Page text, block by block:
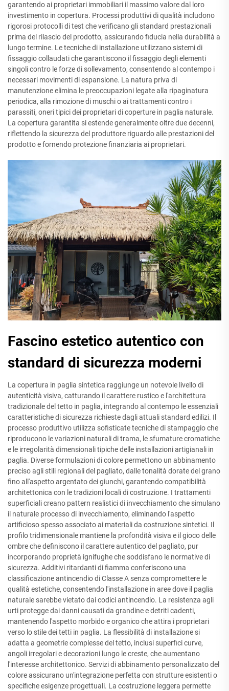
garantendo ai proprietari immobiliari il massimo valore dal loro
investimento in copertura. Processi produttivi di qualità includono
rigorosi protocolli di test che verificano gli standard prestazionali
prima del rilascio del prodotto, assicurando fiducia nella durabilità a
lungo termine. Le tecniche di installazione utilizzano sistemi di
fissaggio collaudati che garantiscono il fissaggio degli elementi
singoli contro le forze di sollevamento, consentendo al contempo i
necessari movimenti di espansione. La natura priva di
manutenzione elimina le preoccupazioni legate alla ripaginatura
periodica, alla rimozione di muschi o ai trattamenti contro i
parassiti, oneri tipici dei proprietari di coperture in paglia naturale.
La copertura garantita si estende generalmente oltre due decenni,
riflettendo la sicurezza del produttore riguardo alle prestazioni del
prodotto e fornendo protezione finanziaria ai proprietari.
Fascino estetico autentico con
standard di sicurezza moderni
La copertura in paglia sintetica raggiunge un notevole livello di
autenticità visiva, catturando il carattere rustico e l'architettura
tradizionale del tetto in paglia, integrando al contempo le essenziali
caratteristiche di sicurezza richieste dagli attuali standard edilizi. Il
processo produttivo utilizza sofisticate tecniche di stampaggio che
riproducono le variazioni naturali di trama, le sfumature cromatiche
e le irregolarità dimensionali tipiche delle installazioni artigianali in
paglia. Diverse formulazioni di colore permettono un abbinamento
preciso agli stili regionali del pagliato, dalle tonalità dorate del grano
fino all'aspetto argentato dei giunchi, garantendo compatibilità
architettonica con le tradizioni locali di costruzione. I trattamenti
superficiali creano pattern realistici di invecchiamento che simulano
il naturale processo di invecchiamento, eliminando l'aspetto
artificioso spesso associato ai materiali da costruzione sintetici. Il
profilo tridimensionale mantiene la profondità visiva e il gioco delle
ombre che definiscono il carattere autentico del pagliato, pur
incorporando proprietà ignifughe che soddisfano le normative di
sicurezza. Additivi ritardanti di fiamma conferiscono una
classificazione antincendio di Classe A senza compromettere le
qualità estetiche, consentendo l'installazione in aree dove il paglia
naturale sarebbe vietato dai codici antincendio. La resistenza agli
urti protegge dai danni causati da grandine e detriti cadenti,
mantenendo l'aspetto morbido e organico che attira i proprietari
verso lo stile dei tetti in paglia. La flessibilità di installazione si
adatta a geometrie complesse del tetto, inclusi superfici curve,
angoli irregolari e decorazioni lungo le creste, che aumentano
l'interesse architettonico. Servizi di abbinamento personalizzato del
colore assicurano un'integrazione perfetta con strutture esistenti o
specifiche esigenze progettuali. La costruzione leggera permette